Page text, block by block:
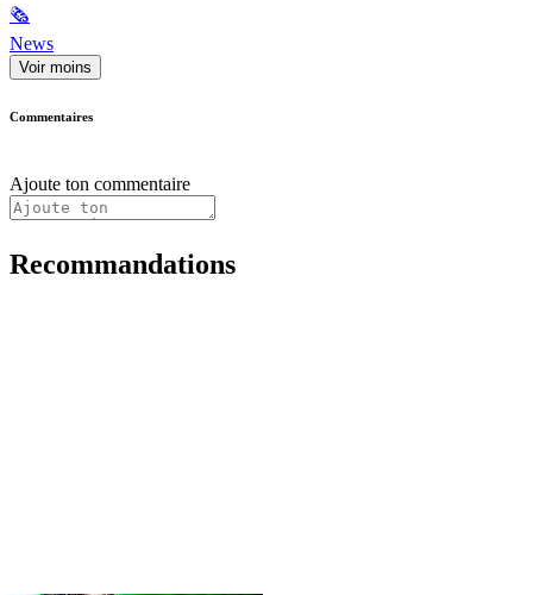
🗞
News
Voir moins
Commentaires
Ajoute ton commentaire
Recommandations